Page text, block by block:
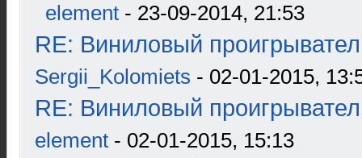
element - 23-09-2014, 21:53
RE: Виниловый
Sergii_Kolomiets - 02-01-2015,
RE: Виниловый
element - 02-01-2015, 15:13